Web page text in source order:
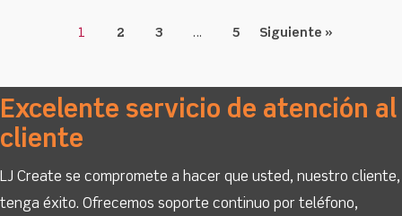
1 2 3 … 5 Siguiente »
Excelente servicio de atención al
cliente
LJ Create se compromete a hacer que usted, nuestro cliente,
tenga éxito. Ofrecemos soporte continuo por teléfono,